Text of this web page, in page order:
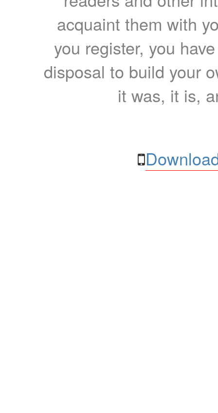
acquaint them with
you register, you
disposal to build your
it was, it is,